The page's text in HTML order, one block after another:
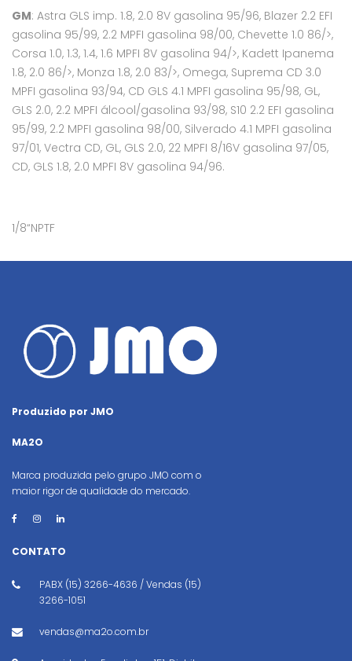
GM: Astra GLS imp. 1.8, 2.0 8V gasolina 95/96, Blazer 2.2 EFI
gasolina 95/99, 2.2 MPFI gasolina 98/00, Chevette 1.0 86/>,
Corsa 1.0, 1.3, 1.4, 1.6 MPFI 8V gasolina 94/>, Kadett Ipanema
1.8, 2.0 86/>, Monza 1.8, 2.0 83/>, Omega, Suprema CD 3.0
MPFI gasolina 93/94, CD GLS 4.1 MPFI gasolina 95/98, GL,
GLS 2.0, 2.2 MPFI álcool/gasolina 93/98, S10 2.2 EFI gasolina
95/99, 2.2 MPFI gasolina 98/00, Silverado 4.1 MPFI gasolina
97/01, Vectra CD, GL, GLS 2.0, 22 MPFI 8/16V gasolina 97/05,
CD, GLS 1.8, 2.0 MPFI 8V gasolina 94/96.
1/8“NPTF
Produzido por JMO
MA2O
Marca produzida pelo grupo JMO com o
maior rigor de qualidade do mercado.
CONTATO
PABX (15) 3266-4636 / Vendas (15)
3266-1051
vendas@ma2o.com.br